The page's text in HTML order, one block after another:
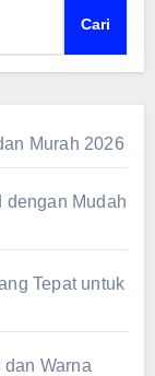
Cari
Murah 2026
dengan Mudah
Tepat untuk
Warna